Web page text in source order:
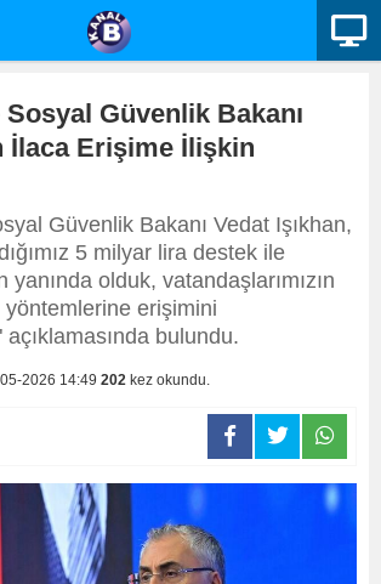
Sosyal Güvenlik Bakanı
İlaca Erişime İlişkin
Güvenlik Bakanı Vedat Işıkhan,
5 milyar lira destek ile
yanında olduk, vatandaşlarımızın
erişimini
açıklamasında bulundu.
2026 14:49 202 kez okundu.